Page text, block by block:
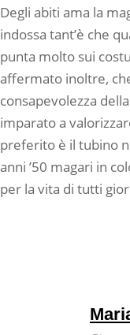
Degli abiti ama la
indossa tant’è che
punta molto sui
affermato inoltre,
consapevolezza
imparato a
preferito è il tubino
anni ’50 magari in
per la vita di tutti